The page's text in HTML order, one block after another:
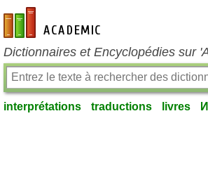
fr-academic.com
Dictionnaires et Encyclopédies sur
interprétations traductions livres